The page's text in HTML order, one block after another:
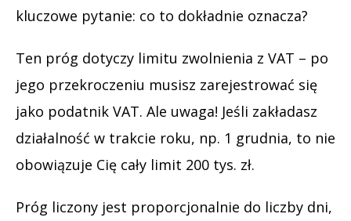
kluczowe pytanie: co to dokładnie oznacza?
Ten próg dotyczy limitu zwolnienia z VAT – po
jego przekroczeniu musisz zarejestrować się
jako podatnik VAT. Ale uwaga! Jeśli zakładasz
działalność w trakcie roku, np. 1 grudnia, to nie
obowiązuje Cię cały limit 200 tys. zł.
Próg liczony jest proporcjonalnie do liczby dni,